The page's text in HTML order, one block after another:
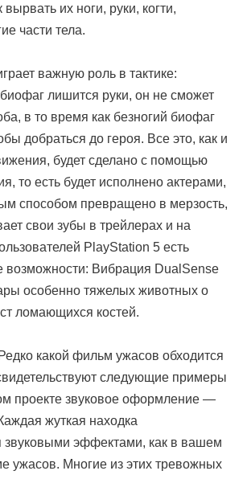
их ноги, руки, когти,
части тела.
важную роль в тактике:
лишится руки, он не сможет
в то время как безногий биофаг
добраться до героя. Все это, как и
будет сделано с помощью
то есть будет исполнено актерами,
способом превращено в мерзость,
свои зубы в трейлерах и на
PlayStation 5 есть
возможности: Вибрация DualSense
особенно тяжелых животных о
ломающихся костей.
какой фильм ужасов обходится
следующие примеры
проекте звуковое оформление —
жуткая находка
звуковыми эффектами, как в вашем
ужасов. Многие из этих тревожных